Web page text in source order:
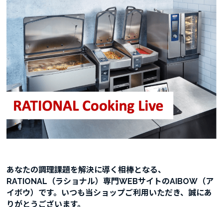
あなたの調理課題を解決に導く相棒となる、
RATIONAL（ラショナル）専門WEBサイトのAIBOW（ア
イボウ）です。いつも当ショップご利用いただき、誠にあ
りがとうございます。